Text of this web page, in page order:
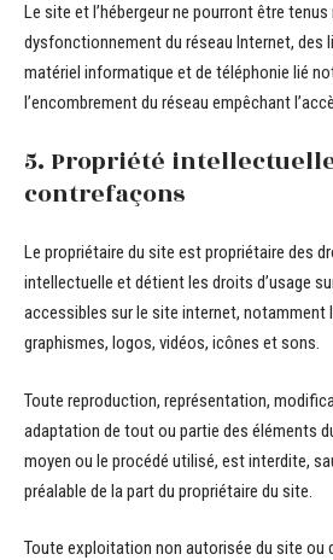
Le site et l’hébergeur ne pourront être
dysfonctionnement du réseau Internet, des
matériel informatique et de téléphonie lié
l’encombrement du réseau empêchant
5. Propriété
contrefaçons
Le propriétaire du site est propriétaire des
intellectuelle et détient les droits d’usage
accessibles sur le site internet, notamment
graphismes, logos, vidéos, icônes et sons.
Toute reproduction, représentation,
adaptation de tout ou partie des éléments
moyen ou le procédé utilisé, est interdite,
préalable de la part du propriétaire du site.
Toute exploitation non autorisée du site ou